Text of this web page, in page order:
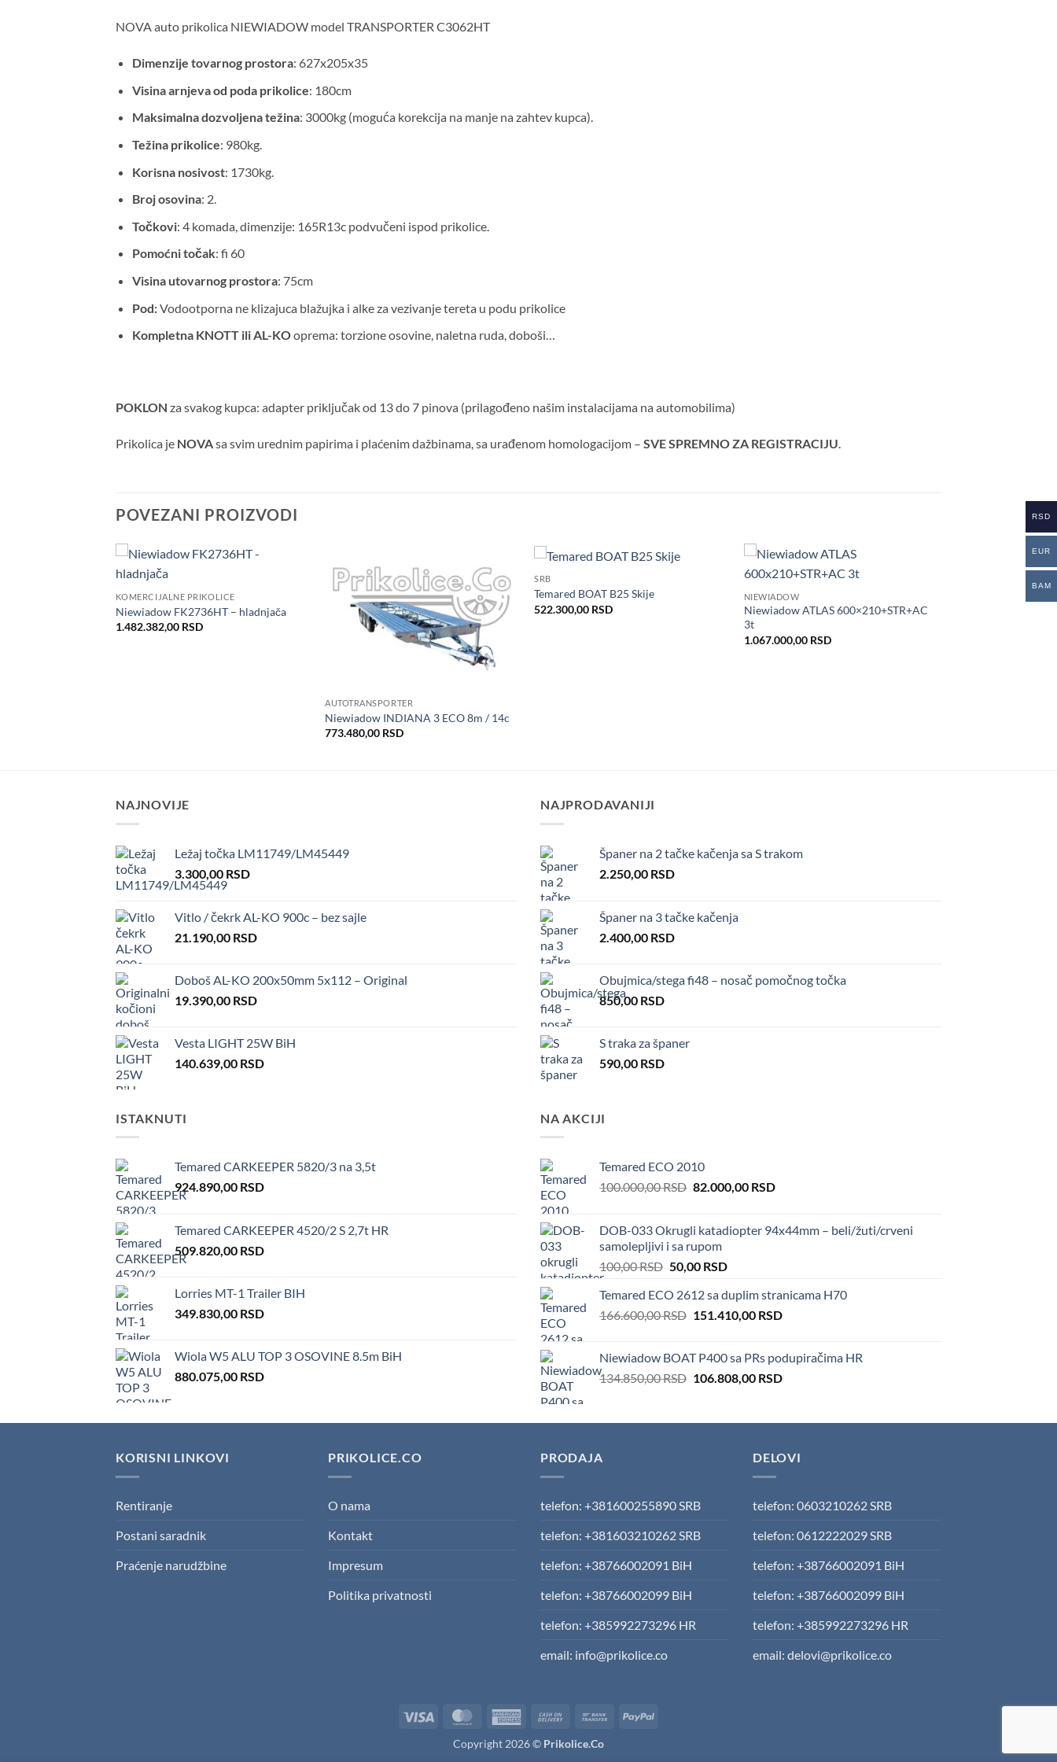
NOVA auto prikolica NIEWIADOW model TRANSPORTER C3062HT
Dimenzije tovarnog prostora: 627x205x35
Visina arnjeva od poda prikolice: 180cm
Maksimalna dozvoljena težina: 3000kg (moguća korekcija na manje na zahtev kupca).
Težina prikolice: 980kg.
Korisna nosivost: 1730kg.
Broj osovina: 2.
Točkovi: 4 komada, dimenzije: 165R13c podvučeni ispod prikolice.
Pomoćni točak: fi 60
Visina utovarnog prostora: 75cm
Pod:Vodootporna ne klizajuca blažujka i alke za vezivanje tereta u podu prikolice
Kompletna KNOTT ili AL-KOoprema: torzione osovine, naletna ruda, doboši…
POKLON za svakog kupca: adapter priključak od 13 do 7 pinova (prilagođeno našim instalacijama na automobilima)
Prikolica je NOVAsa svim urednim papirima i plaćenim dažbinama, sa urađenom homologacijom – SVE SPREMNO ZA REGISTRACIJU
POVEZANI PROIZVODI
želja
KOMERCIJALNE PRIKOLICE
Niewiadow FK2736HT – hladnjača
1.482.382,00 RSD
Dodaj
u listu
želja
AUTOTRANSPORTER
Niewiadow INDIANA 3 ECO 8m / 14c
773.480,00 RSD
SRB
Temared BOAT B25 Skije
522.300,00 RSD
želja
NIEWIADOW
Niewiadow ATLAS 600×210+STR+AC
3t
1.067.000,00 RSD
NAJNOVIJE
Ležaj točka LM11749/LM45449
3.300,00 RSD
Vitlo / čekrk AL-KO 900c – bez sajle
21.190,00 RSD
Doboš AL-KO 200x50mm 5x112 – Original
19.390,00 RSD
Vesta LIGHT 25W BiH
140.639,00 RSD
NAJPRODAVANIJI
Španer na 2 tačke kačenja sa S trakom
2.250,00 RSD
Španer na 3 tačke kačenja
2.400,00 RSD
Obujmica/stega fi48 – nosač pomočnog točka
850,00 RSD
S traka za španer
590,00 RSD
ISTAKNUTI
Temared CARKEEPER 5820/3 na 3,5t
924.890,00 RSD
Temared CARKEEPER 4520/2 S 2,7t HR
509.820,00 RSD
Lorries MT-1 Trailer BIH
349.830,00 RSD
Wiola W5 ALU TOP 3 OSOVINE 8.5m BiH
880.075,00 RSD
NA AKCIJI
Temared ECO 2010
100.000,00RSD Original
100.000,00 RSD.
82.000,00 RSDCurrent
82.000,00 RSD.
DOB-033 Okrugli katadiopter 94x44mm – beli/žuti/crveni
samolepljivi i sa rupom
100,00RSD Original
was:
100,00 RSD.
50,00 RSDCurrent
is:
50,00 RSD.
Temared ECO 2612 sa duplim stranicama H70
166.600,00RSD Original
166.600,00 RSD.
151.410,00 RSDCurrent
151.410,00 RSD.
Niewiadow BOAT P400 sa PRs podupiračima HR
134.850,00RSD Original
134.850,00 RSD.
106.808,00 RSDCurrent
106.808,00 RSD.
KORISNI LINKOVI
Rentiranje
Postani saradnik
Praćenje narudžbine
PRIKOLICE.CO
O nama
Kontakt
Impresum
Politika privatnosti
PRODAJA
telefon: +381600255890 SRB
telefon: +381603210262 SRB
telefon: +38766002091 BiH
telefon: +38766002099 BiH
telefon: +385992273296 HR
email: info@prikolice.co
DELOVI
telefon: 0603210262 SRB
telefon: 0612222029 SRB
telefon: +38766002091 BiH
telefon: +38766002099 BiH
telefon: +385992273296 HR
email: delovi@prikolice.co
Visa MasterCardAmerican
Cash
Delivery
Bank
PayPal
Copyright 2026 © Prikolice.Co
RSD
EUR
BAM